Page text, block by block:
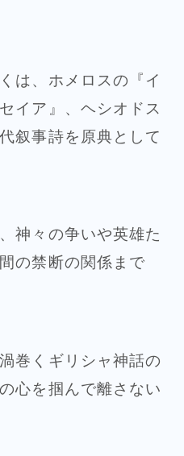
は、ホメロスの『イ
イア』、ヘシオドス
叙事詩を原典として
神々の争いや英雄た
の禁断の関係まで
巻くギリシャ神話の
心を掴んで離さない